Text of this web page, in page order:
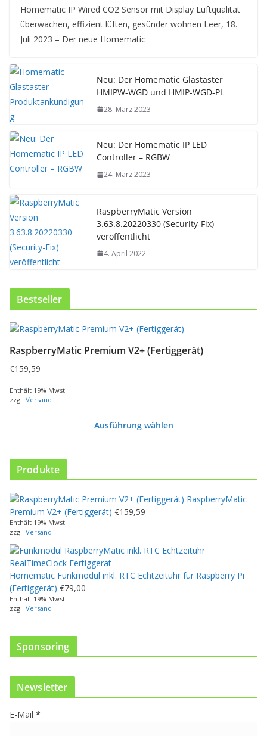
Homematic IP Wired CO2 Sensor mit Display Luftqualität
überwachen, effizient lüften, gesünder wohnen Leer, 18.
Juli 2023 – Der neue Homematic
Neu: Der Homematic Glastaster
HMIPW-WGD und HMIP-WGD-PL
28. März 2023
Neu: Der Homematic IP LED
Controller – RGBW
24. März 2023
RaspberryMatic Version
3.63.8.20220330 (Security-Fix)
veröffentlicht
4. April 2022
Bestseller
RaspberryMatic Premium V2+ (Fertiggerät)
€159,59
Enthält 19% Mwst.
zzgl. Versand
Ausführung wählen
s
e
s
P
r
o
d
u
k
t
w
t
e
e
Produkte
RaspberryMatic
Premium V2+ (Fertiggerät) €159,59
Enthält 19% Mwst.
zzgl. Versand
Homematic Funkmodul inkl. RTC Echtzeituhr für Raspberry Pi
(Fertiggerät) €79,00
Enthält 19% Mwst.
zzgl. Versand
Sponsoring
Newsletter
E-Mail *